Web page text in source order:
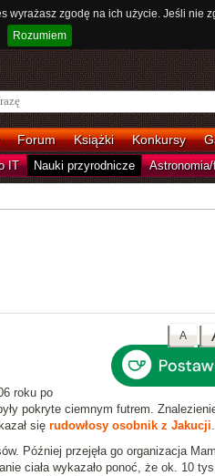
zgodę na ich użycie. Jeśli
Rozumiem
Forum Książki Konkursy
IT Nauki przyrodnicze
A
roku po
pokryte ciemnym futrem.
się rudowłosy osobnik z Jakucji.
Później przejęła go organizacja
ciała wykazało ponoć, że ok. 10